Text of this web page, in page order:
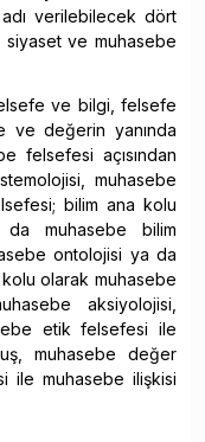
verilebilecek dört
ve muhasebe
ve bilgi, felsefe
ve değerin yanında
felsefesi açısından
muhasebe
bilim ana kolu
muhasebe bilim
ontolojisi ya da
olarak muhasebe
aksiyolojisi,
etik felsefesi ile
muhasebe değer
ile muhasebe ilişkisi